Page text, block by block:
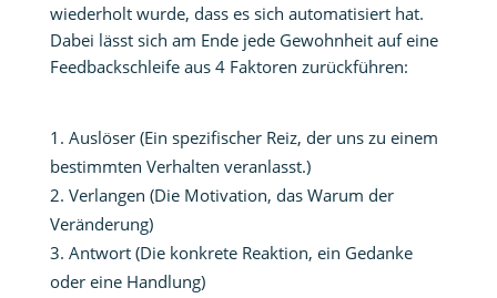
wiederholt wurde, dass es sich automatisiert hat.
Dabei lässt sich am Ende jede Gewohnheit auf eine
Feedbackschleife aus 4 Faktoren zurückführen:
Auslöser (Ein spezifischer Reiz, der uns zu einem
bestimmten Verhalten veranlasst.)
Verlangen (Die Motivation, das Warum der
Veränderung)
Antwort (Die konkrete Reaktion, ein Gedanke
oder eine Handlung)